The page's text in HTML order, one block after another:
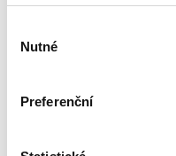
souhlasu
Nutné
Preferenční
Patentoid za